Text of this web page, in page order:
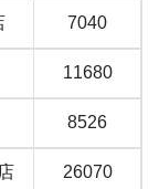
7040
11680
8526
26070